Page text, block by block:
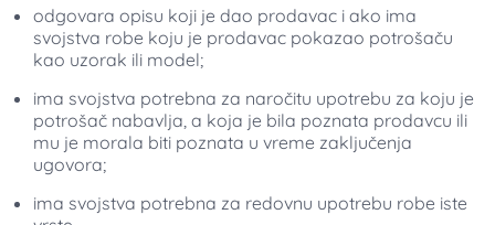
odgovara opisu koji je dao prodavac i ako ima
svojstva robe koju je prodavac pokazao potrošaču
kao uzorak ili model;
ima svojstva potrebna za naročitu upotrebu za koju je
potrošač nabavlja, a koja je bila poznata prodavcu ili
mu je morala biti poznata u vreme zaključenja
ugovora;
ima svojstva potrebna za redovnu upotrebu robe iste